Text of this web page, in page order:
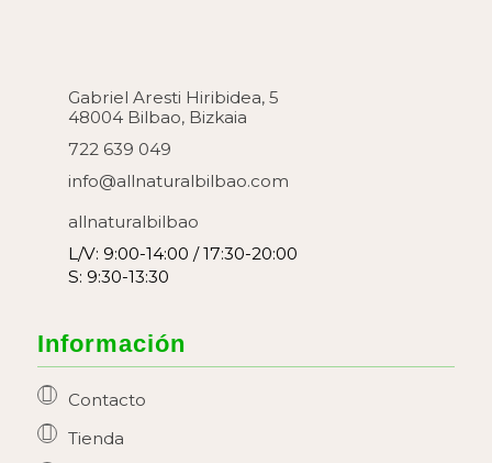
Gabriel Aresti Hiribidea, 5
48004 Bilbao, Bizkaia
722 639 049
info@allnaturalbilbao.com
allnaturalbilbao
L/V: 9:00-14:00 / 17:30-20:00
S: 9:30-13:30
Información
Contacto
Tienda